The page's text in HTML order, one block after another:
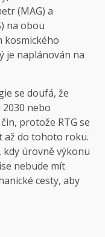
(MAG) a
na obou
kosmického
je naplánován na
se doufá, že
nebo
protože RTG se
až do tohoto roku.
kdy úrovně výkonu
nebude mít
cesty, aby